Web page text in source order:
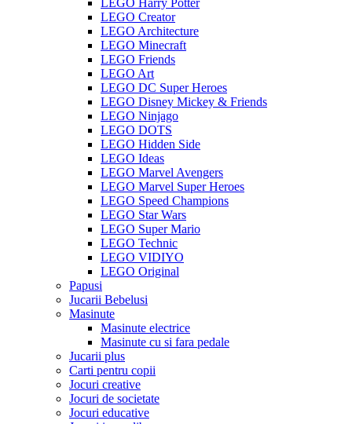
LEGO Harry Potter
LEGO Creator
LEGO Architecture
LEGO Minecraft
LEGO Friends
LEGO Art
LEGO DC Super Heroes
LEGO Disney Mickey & Friends
LEGO Ninjago
LEGO DOTS
LEGO Hidden Side
LEGO Ideas
LEGO Marvel Avengers
LEGO Marvel Super Heroes
LEGO Speed Champions
LEGO Star Wars
LEGO Super Mario
LEGO Technic
LEGO VIDIYO
LEGO Original
Papusi
Jucarii Bebelusi
Masinute
Masinute electrice
Masinute cu si fara pedale
Jucarii plus
Carti pentru copii
Jocuri creative
Jocuri de societate
Jocuri educative